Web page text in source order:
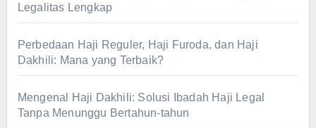
Legalitas Lengkap
Perbedaan Haji Reguler, Haji Furoda, dan Haji
Dakhili: Mana yang Terbaik?
Mengenal Haji Dakhili: Solusi Ibadah Haji Legal
Tanpa Menunggu Bertahun-tahun